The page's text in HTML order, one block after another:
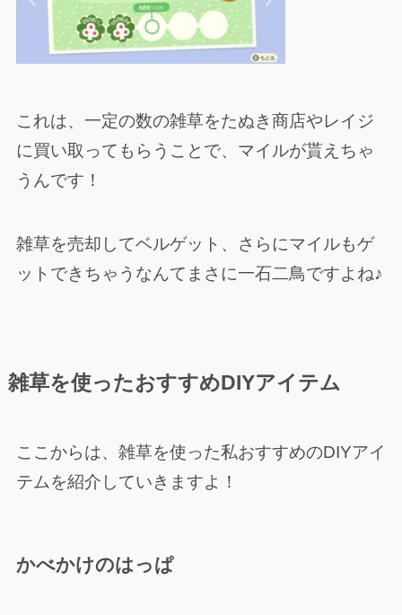
これは、一定の数の雑草をたぬき商店やレイジ
に買い取ってもらうことで、マイルが貰えちゃ
うんです！
雑草を売却してベルゲット、さらにマイルもゲ
ットできちゃうなんてまさに一石二鳥ですよね♪
雑草を使ったおすすめDIYアイテム
ここからは、雑草を使った私おすすめのDIYアイ
テムを紹介していきますよ！
かべかけのはっぱ